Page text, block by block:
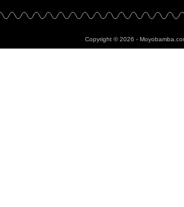
Copyright © 2026 -